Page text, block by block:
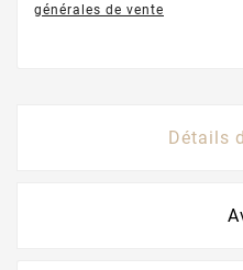
générales de vente
Détails